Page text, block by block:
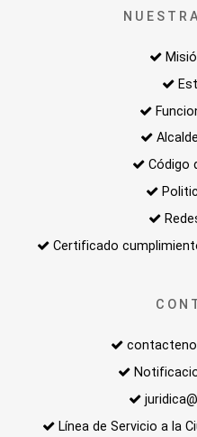
Código
Certificado
Línea de Servicio a la